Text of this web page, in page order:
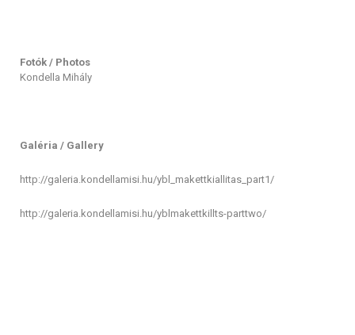
Fotók / Photos
Kondella Mihály
Galéria / Gallery
http://galeria.kondellamisi.hu/ybl_makettkiallitas_part1/
http://galeria.kondellamisi.hu/yblmakettkillts-parttwo/